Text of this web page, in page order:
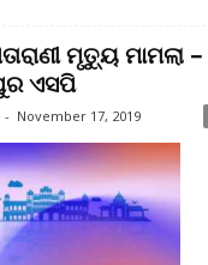
ମୃତ୍ୟୁ ମାମଲା –
ଏସପି
- November 17, 2019